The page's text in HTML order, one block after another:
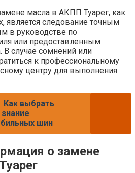
масла в АКПП Туарег, как
является следование точным
в руководстве по
или предоставленным
В случае сомнений или
к профессиональному
центру для выполнения
Как выбрать
шин
о замене